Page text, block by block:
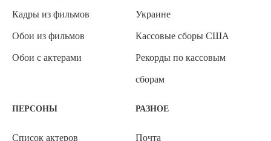
Кадры из фильмов
Обои из фильмов
Обои с актерами
Украине
Кассовые сборы США
Рекорды по кассовым
сборам
ПЕРСОНЫ
Список актеров
РАЗНОЕ
Почта